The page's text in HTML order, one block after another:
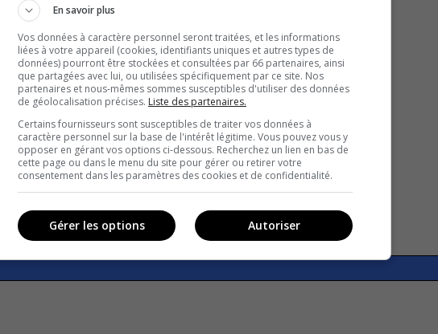
En savoir plus
Vos données à caractère personnel seront traitées, et les informations
liées à votre appareil (cookies, identifiants uniques et autres types de
données) pourront être stockées et consultées par 66 partenaires, ainsi
que partagées avec lui, ou utilisées spécifiquement par ce site. Nos
partenaires et nous-mêmes sommes susceptibles d'utiliser des données
de géolocalisation précises. Liste des partenaires.
Certains fournisseurs sont susceptibles de traiter vos données à
caractère personnel sur la base de l'intérêt légitime. Vous pouvez vous y
opposer en gérant vos options ci-dessous. Recherchez un lien en bas de
cette page ou dans le menu du site pour gérer ou retirer votre
consentement dans les paramètres des cookies et de confidentialité.
Autoriser
Gérer les options